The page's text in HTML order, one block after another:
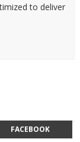
to deliver
FACEBOOK